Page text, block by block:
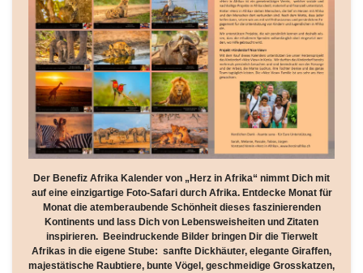
Der Benefiz Afrika Kalender von „Herz in Afrika“ nimmt Dich mit
auf eine einzigartige Foto-Safari durch Afrika. Entdecke Monat für
Monat die atemberaubende Schönheit dieses faszinierenden
Kontinents und lass Dich von Lebensweisheiten und Zitaten
inspirieren. Beeindruckende Bilder bringen Dir die Tierwelt
Afrikas in die eigene Stube: sanfte Dickhäuter, elegante Giraffen,
majestätische Raubtiere, bunte Vögel, geschmeidige Grosskatzen,